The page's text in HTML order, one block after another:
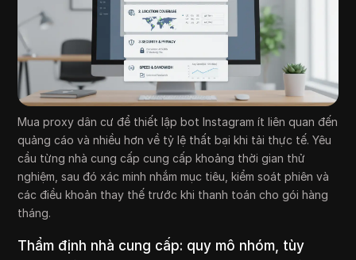
Mua proxy dân cư để thiết lập bot Instagram ít liên quan đến
quảng cáo và nhiều hơn về tỷ lệ thất bại khi tải thực tế. Yêu
cầu từng nhà cung cấp cung cấp khoảng thời gian thử
nghiệm, sau đó xác minh nhắm mục tiêu, kiểm soát phiên và
các điều khoản thay thế trước khi thanh toán cho gói hàng
tháng.
Thẩm định nhà cung cấp: quy mô nhóm, tùy